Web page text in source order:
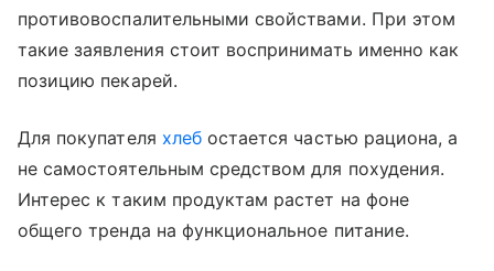
противовоспалительными свойствами. При этом
такие заявления стоит воспринимать именно как
позицию пекарей.
Для покупателя хлебостается частью рациона, а
не самостоятельным средством для похудения.
Интерес к таким продуктам растет на фоне
общего тренда на функциональное питание.